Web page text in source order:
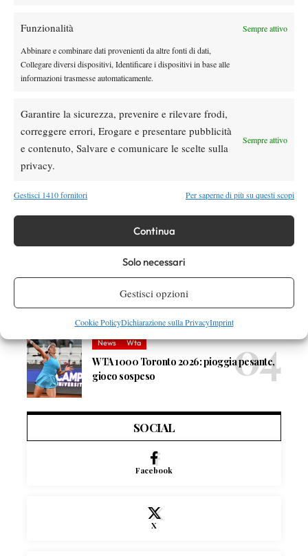
Funzionalità Sempre attivo
Abbinare e combinare dati provenienti da altre fonti di dati,
Collegare diversi dispositivi, Identificare i dispositivi in base alle
informazioni trasmesse automaticamente.
Garantire la sicurezza, prevenire e rilevare frodi,
correggere errori, Erogare e presentare pubblicità
e contenuto, Salvare e comunicare le scelte sulla
privacy.
Sempre attivo
Gestisci 1410 fornitori Per saperne di più su questi scopi
Continua
Solo necessari
Gestisci opzioni
Cookie PolicyDichiarazione sulla PrivacyImprint
DI TENDENZA
Atp News
Masters 1000 Montreal 2026: programma,
Masters 1000 Montreal 2026: Darderi
rimonta Shang e vola agli ottavi
Masters 1000 Montreal 2026: medical time
out per Shang contro Darderi
News Wta
WTA 1000 Toronto 2026: pioggia pesante,
gioco sospeso
SOCIAL
Facebook
X